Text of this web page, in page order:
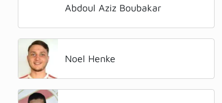
Abdoul Aziz Boubakar
Noel Henke